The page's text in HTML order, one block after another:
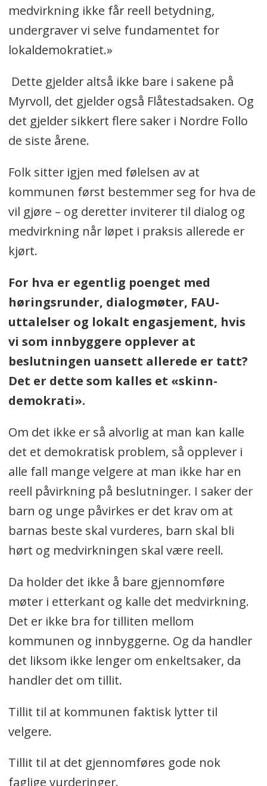
medvirkning ikke får reell betydning,
undergraver vi selve fundamentet for
lokaldemokratiet.»
Dette gjelder altså ikke bare i sakene på
Myrvoll, det gjelder også Flåtestadsaken. Og
det gjelder sikkert flere saker i Nordre Follo
de siste årene.
Folk sitter igjen med følelsen av at
kommunen først bestemmer seg for hva de
vil gjøre – og deretter inviterer til dialog og
medvirkning når løpet i praksis allerede er
kjørt.
For hva er egentlig poenget med
høringsrunder, dialogmøter, FAU-
uttalelser og lokalt engasjement, hvis
vi som innbyggere opplever at
beslutningen uansett allerede er tatt?
Det er dette som kalles et «skinn-
demokrati».
Om det ikke er så alvorlig at man kan kalle
det et demokratisk problem, så opplever i
alle fall mange velgere at man ikke har en
reell påvirkning på beslutninger. I saker der
barn og unge påvirkes er det krav om at
barnas beste skal vurderes, barn skal bli
hørt og medvirkningen skal være reell.
Da holder det ikke å bare gjennomføre
møter i etterkant og kalle det medvirkning.
Det er ikke bra for tilliten mellom
kommunen og innbyggerne. Og da handler
det liksom ikke lenger om enkeltsaker, da
handler det om tillit.
Tillit til at kommunen faktisk lytter til
velgere.
Tillit til at det gjennomføres gode nok
faglige vurderinger.